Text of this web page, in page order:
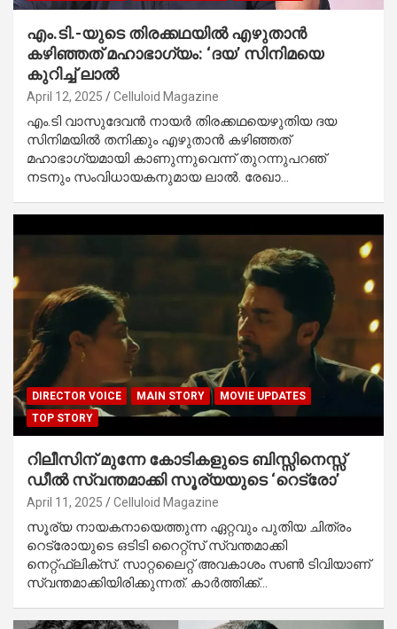
എം.ടി.-യുടെ തിരക്കഥയിൽ എഴുതാൻ
കഴിഞ്ഞത് മഹാഭാഗ്യം: ‘ദയ’ സിനിമയെ
കുറിച്ച് ലാൽ
April 12, 2025 Celluloid Magazine
എം.ടി വാസുദേവൻ നായർ തിരക്കഥയെഴുതിയ ദയ
സിനിമയിൽ തനിക്കും എഴുതാൻ കഴിഞ്ഞത്
മഹാഭാഗ്യമായി കാണുന്നുവെന്ന് തുറന്നുപറഞ്
നടനും സംവിധായകനുമായ ലാൽ. രേഖാ…
DIRECTOR VOICE MAIN STORY
MOVIE UPDATES
TOP STORY
റിലീസിന് മുന്നേ കോടികളുടെ ബിസ്സിനെസ്സ്
ഡീൽ സ്വന്തമാക്കി സൂര്യയുടെ ‘റെട്രോ’
April 11, 2025 Celluloid Magazine
സൂര്യ നായകനായെത്തുന്ന ഏറ്റവും പുതിയ ചിത്രം
റെട്രോയുടെ ഒടിടി റൈറ്റ്സ് സ്വന്തമാക്കി
നെറ്റ്ഫ്ലിക്സ്. സാറ്റലൈറ്റ് അവകാശം സൺ ടിവിയാണ്
സ്വന്തമാക്കിയിരിക്കുന്നത്. കാർത്തിക്ക്…